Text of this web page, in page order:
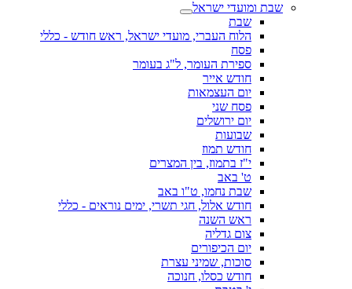
שבת ומועדי ישראל
שבת
הלוח העברי, מועדי ישראל, ראש חודש - כללי
פסח
ספירת העומר, ל"ג בעומר
חודש אייר
יום העצמאות
פסח שני
יום ירושלים
שבועות
חודש תמוז
י"ז בתמוז, בין המצרים
ט' באב
שבת נחמו, ט"ו באב
חודש אלול, חגי תשרי, ימים נוראים - כללי
ראש השנה
צום גדליה
יום הכיפורים
סוכות, שמיני עצרת
חודש כסלו, חנוכה